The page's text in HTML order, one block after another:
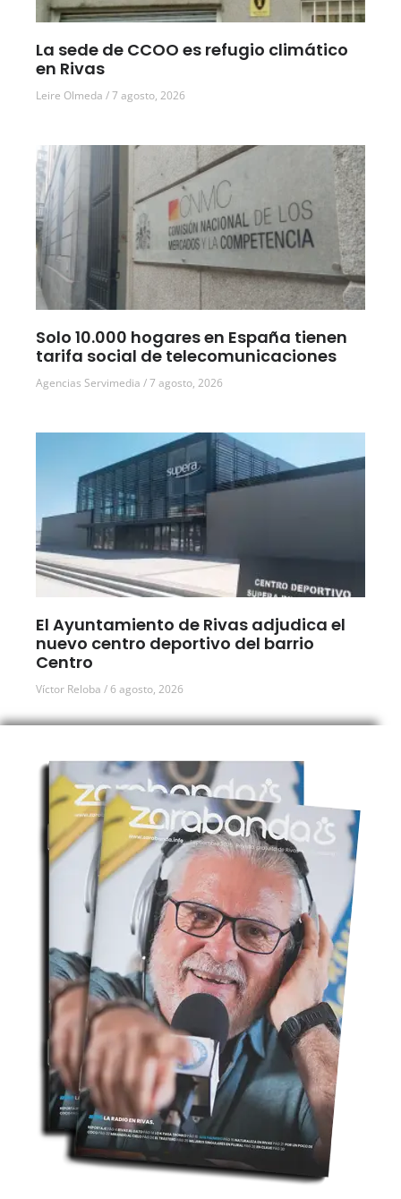
La sede de CCOO es refugio climático
en Rivas
Leire Olmeda 7 agosto, 2026
Solo 10.000 hogares en España tienen
tarifa social de telecomunicaciones
Agencias Servimedia 7 agosto, 2026
El Ayuntamiento de Rivas adjudica el
nuevo centro deportivo del barrio
Centro
Víctor Reloba 6 agosto, 2026